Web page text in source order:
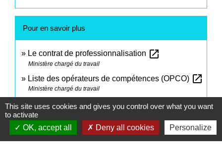
Pour en savoir plus
Le contrat de professionnalisation open_in_new
Ministère chargé du travail
Liste des opérateurs de compétences (OPCO) open_in_new
Ministère chargé du travail
Rechercher une formation en alternanceopen_in_new
Ministère chargé du travail
Carte d'étudiant des métiersopen_in_new
This site uses cookies and gives you control over what you want
to activate
OK, accept all
Deny all cookies Personalize